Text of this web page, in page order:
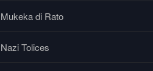
Mukeka di Rato
Nazi Tolices